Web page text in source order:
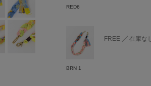
RED6
BRN 1
FREE 在庫な